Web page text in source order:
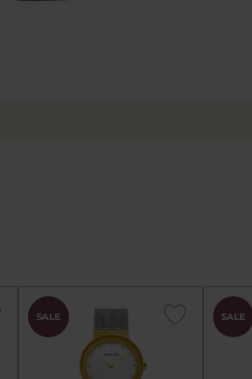
CHOK
PRIS
SALE SALE